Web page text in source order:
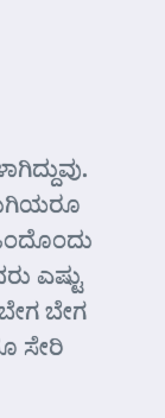
ಎಷ್ಟು
ಬೇಗ
ಸೇರಿ